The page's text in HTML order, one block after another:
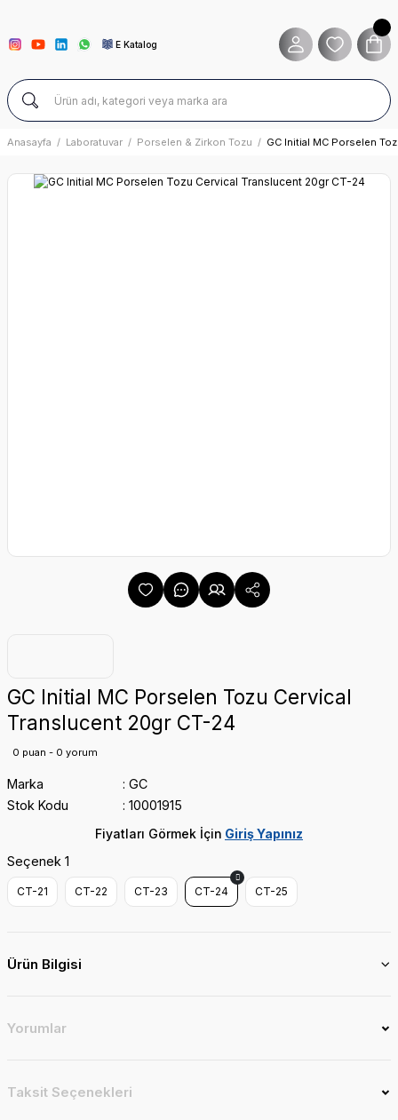
E Katalog
Anasayfa Laboratuvar Porselen & Zirkon Tozu GC Initial MC Porselen
GC Initial MC Porselen Tozu Cervical
Translucent 20gr CT-24
0 puan - 0 yorum
Marka
GC
Stok Kodu
10001915
Fiyatları Görmek İçin Giriş Yapınız
Seçenek 1
CT-21 CT-22 CT-23 CT-24 CT-25
Ürün Bilgisi
Yorumlar
Taksit Seçenekleri